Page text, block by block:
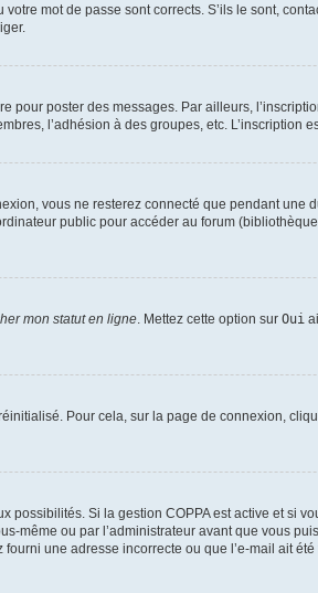
mot de passe sont corrects. S’ils le sont,
pour poster des messages. Par ailleurs,
l’adhésion à des groupes, etc. L’inscription
vous ne resterez connecté que pendant une
public pour accéder au forum
mon statut en ligne . Mettez cette option sur Oui
Pour cela, sur la page de connexion,
possibilités. Si la gestion COPPA est active et si
ou par l’administrateur avant que vous
une adresse incorrecte ou que l’e-mail ait